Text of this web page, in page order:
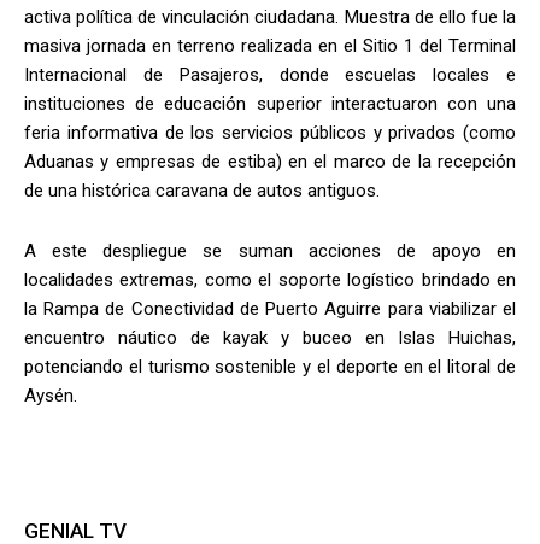
activa política de vinculación ciudadana. Muestra de ello fue la
masiva jornada en terreno realizada en el Sitio 1 del Terminal
Internacional de Pasajeros, donde escuelas locales e
instituciones de educación superior interactuaron con una
feria informativa de los servicios públicos y privados (como
Aduanas y empresas de estiba) en el marco de la recepción
de una histórica caravana de autos antiguos.
A este despliegue se suman acciones de apoyo en
localidades extremas, como el soporte logístico brindado en
la Rampa de Conectividad de Puerto Aguirre para viabilizar el
encuentro náutico de kayak y buceo en Islas Huichas,
potenciando el turismo sostenible y el deporte en el litoral de
Aysén.
GENIAL TV